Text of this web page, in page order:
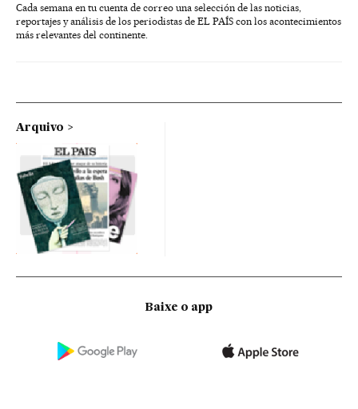
Cada semana en tu cuenta de correo una selección de las noticias,
reportajes y análisis de los periodistas de EL PAÍS con los acontecimientos
más relevantes del continente.
Arquivo
Baixe o app